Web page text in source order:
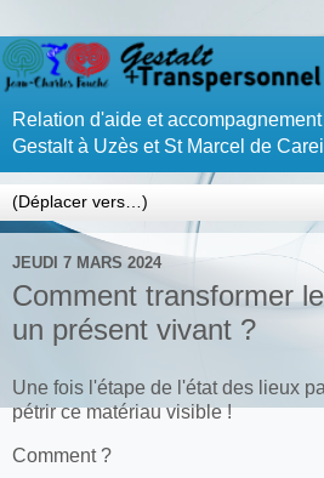
Relation d'aide et
Gestalt à Uzès et St Marcel de
JEUDI 7 MARS 2024
Comment transformer
un présent vivant ?
Une fois l'étape de l'état des lieux
pétrir ce matériau visible !
Comment ?